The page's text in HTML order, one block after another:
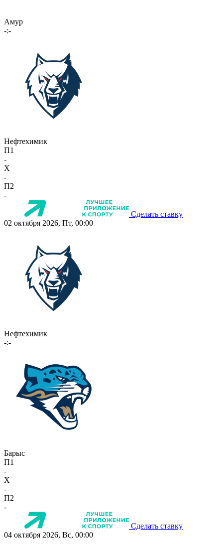
Амур
-:-
Нефтехимик
П1
-
X
-
П2
-
Сделать ставку
02 октября 2026, Пт, 00:00
Нефтехимик
-:-
Барыс
П1
-
X
-
П2
-
Сделать ставку
04 октября 2026, Вс, 00:00